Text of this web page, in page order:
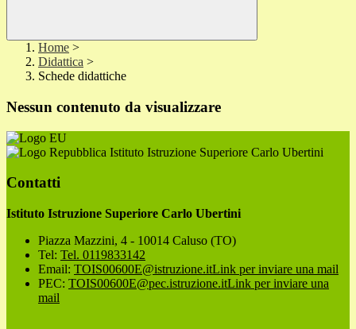
Home >
Didattica >
Schede didattiche
Nessun contenuto da visualizzare
Istituto Istruzione Superiore Carlo Ubertini
Contatti
Istituto Istruzione Superiore Carlo Ubertini
Piazza Mazzini, 4 - 10014 Caluso (TO)
Tel: Tel. 0119833142
Email: TOIS00600E@istruzione.itLink per inviare una mail
PEC: TOIS00600E@pec.istruzione.itLink per inviare una
mail